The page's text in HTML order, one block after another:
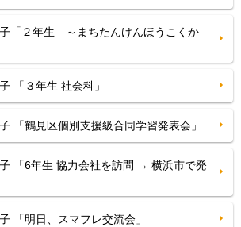
「２年生 ～まちたんけんほうこくか
「３年生 社会科」
「鶴見区個別支援級合同学習発表会」
「6年生 協力会社を訪問 → 横浜市で発
「明日、スマフレ交流会」